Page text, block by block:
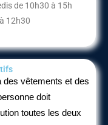
de 10h30 à 15h
12h30
des vêtements et des
doit
toutes les deux